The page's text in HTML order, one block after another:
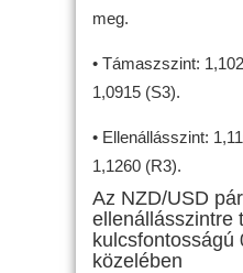
meg.
• Támaszszint:
1,0915 (S3).
• Ellenállásszint:
1,1260 (R3).
Az NZD/USD
ellenállásszintre
kulcsfontosságú
közelében